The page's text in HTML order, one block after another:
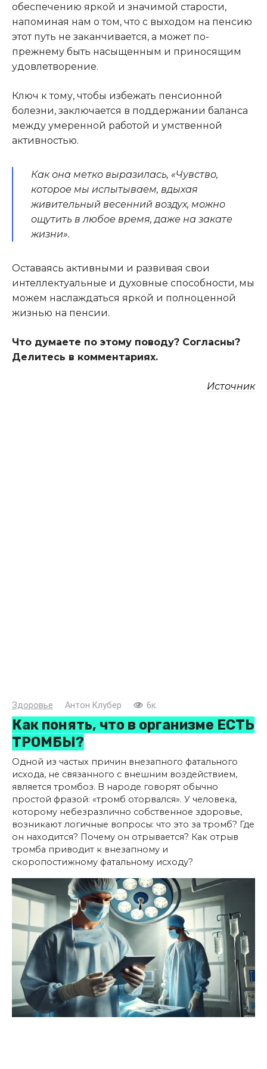
обеспечению яркой и значимой старости,
напоминая нам о том, что с выходом на пенсию
этот путь не заканчивается, а может по-
прежнему быть насыщенным и приносящим
удовлетворение.
Ключ к тому, чтобы избежать пенсионной
болезни, заключается в поддержании баланса
между умеренной работой и умственной
активностью.
Как она метко выразилась, «Чувство,
которое мы испытываем, вдыхая
живительный весенний воздух, можно
ощутить в любое время, даже на закате
жизни».
Оставаясь активными и развивая свои
интеллектуальные и духовные способности, мы
можем наслаждаться яркой и полноценной
жизнью на пенсии.
Что думаете по этому поводу? Согласны?
Делитесь в комментариях.
Источник
Здоровье Антон Клубер 6к.
Как понять, что в организме ЕСТЬ
ТРОМБЫ?
Одной из частых причин внезапного фатального
исхода, не связанного с внешним воздействием,
является тромбоз. В народе говорят обычно
простой фразой: «тромб оторвался». У человека,
которому небезразлично собственное здоровье,
возникают логичные вопросы: что это за тромб? Где
он находится? Почему он отрывается? Как отрыв
тромба приводит к внезапному и
скоропостижному фатальному исходу?